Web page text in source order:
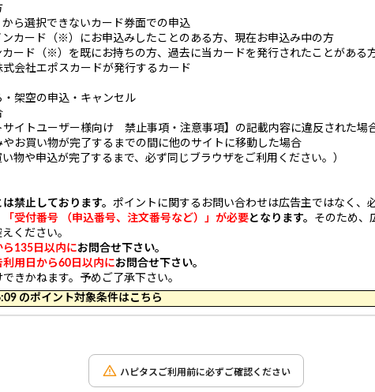
ら選択できないカード券面での申込
ンカード（※）にお申込みしたことのある方、現在お申込み中の方
カード（※）を既にお持ちの方、過去に当カードを発行されたことがある
会社エポスカードが発行するカード
・架空の申込・キャンセル
サイトユーザー様向け 禁止事項・注意事項】の記載内容に違反された場
お買い物が完了するまでの間に他のサイトに移動した場合
物や申込が完了するまで、必ず同じブラウザをご利用ください。）
禁止しております。 ポイントに関するお問い合わせは広告主ではなく、
「受付番号 （申込番号、注文番号など）」が必要となります。 そのため、
ください。
135日以内にお問合せ下さい。
用日から60日以内にお問合せ下さい。
きかねます。予めご了承下さい。
のポイント対象条件はこちら
ハピタスご利用前に必ずご確認ください